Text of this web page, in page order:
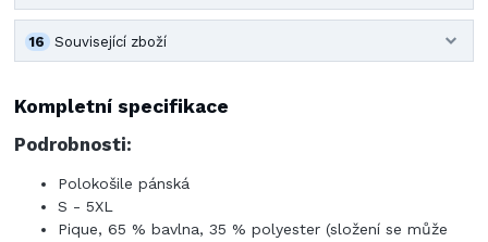
Související zboží
16
Kompletní specifikace
Podrobnosti:
Polokošile pánská
S - 5XL
Pique, 65 % bavlna, 35 % polyester (složení se může